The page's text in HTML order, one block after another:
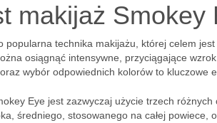
makijaż Smokey
popularna technika makijażu, której celem
osiągnąć intensywne, przyciągające
wybór odpowiednich kolorów to kluczowe
Eye jest zazwyczaj użycie trzech
średniego, stosowanego na całej powiece,